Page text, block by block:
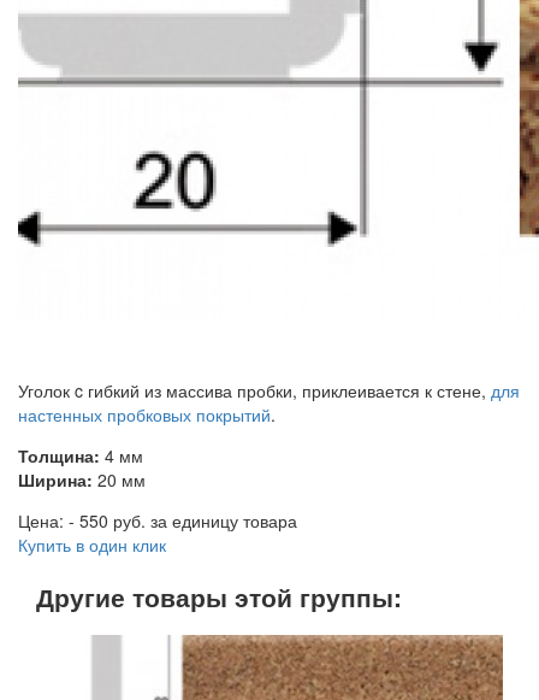
Уголок c гибкий из массива пробки, приклеивается к стене, для
настенных пробковых покрытий.
Толщина: 4 мм
Ширина: 20 мм
Цена: - 550 руб. за единицу товара
Купить в один клик
Другие товары этой группы: